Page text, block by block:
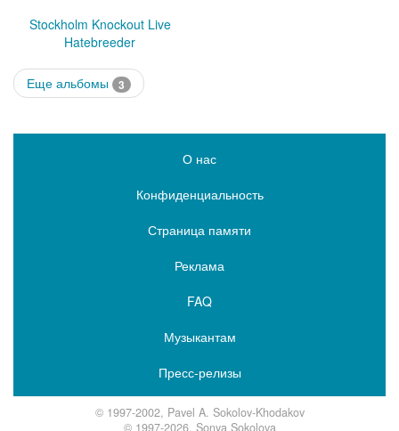
Stockholm Knockout Live
Hatebreeder
Еще альбомы 3
О нас
Конфиденциальность
Страница памяти
Реклама
FAQ
Музыкантам
Пресс-релизы
© 1997-2002, Pavel A. Sokolov-Khodakov
© 1997-2026, Sonya Sokolova